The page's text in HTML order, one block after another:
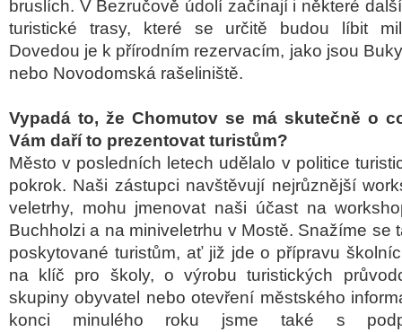
bruslích. V Bezručově údolí začínají i některé
turistické trasy, které se určitě budou líbit
Dovedou je k přírodním rezervacím, jako jsou
nebo Novodomská rašeliniště.
Vypadá to, že Chomutov se má skutečně o
Vám daří to prezentovat turistům?
Město v posledních letech udělalo v politice
pokrok. Naši zástupci navštěvují nejrůznější
veletrhy, mohu jmenovat naši účast na
Buchholzi a na miniveletrhu v Mostě. Snažíme se
poskytované turistům, ať již jde o přípravu
na klíč pro školy, o výrobu turistických
skupiny obyvatel nebo otevření městského
konci minulého roku jsme také s